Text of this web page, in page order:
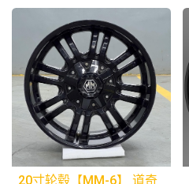
20寸轮毂【MM-6】 道奇